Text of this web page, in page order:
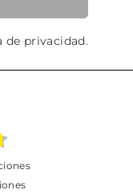
de privacidad.